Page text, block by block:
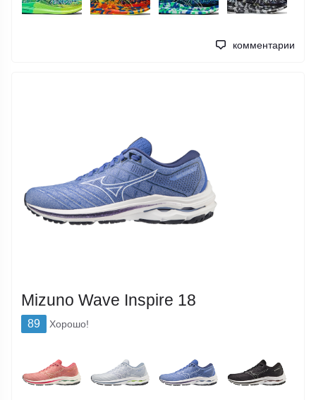
комментарии
Mizuno Wave Inspire 18
89 Хорошо!